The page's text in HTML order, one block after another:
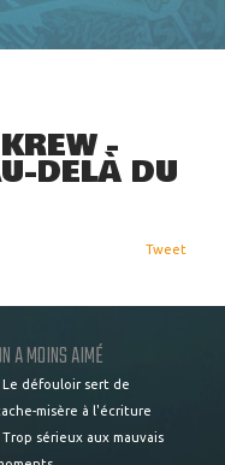
-
DELÀ DU
Tweet
A MOINS AIMÉ
Le défouloir sert de
misère à l'écriture
Trop sérieux aux mauvais